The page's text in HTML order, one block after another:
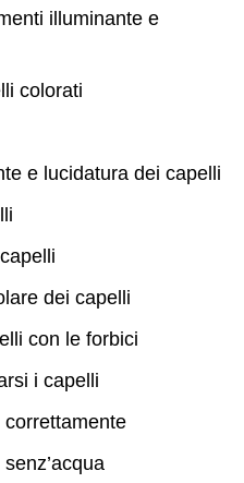
illuminante e
colorati
e lucidatura dei capelli
dei capelli
con le forbici
i capelli